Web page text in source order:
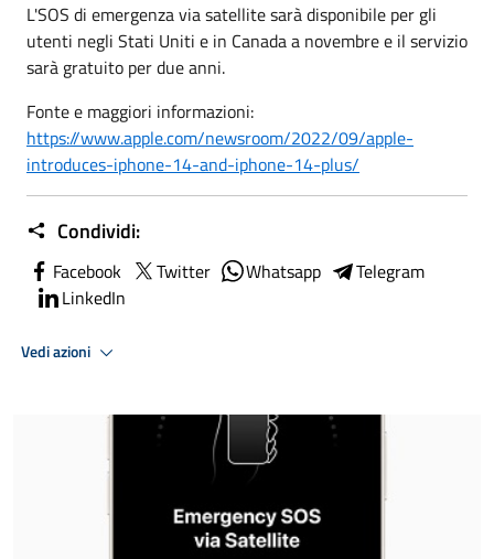
L'SOS di emergenza via satellite sarà disponibile per gli
utenti negli Stati Uniti e in Canada a novembre e il servizio
sarà gratuito per due anni.
Fonte e maggiori informazioni:
https://www.apple.com/newsroom/2022/09/apple-
introduces-iphone-14-and-iphone-14-plus/
Condividi:
Facebook Twitter Whatsapp
Telegram
LinkedIn
Vedi azioni